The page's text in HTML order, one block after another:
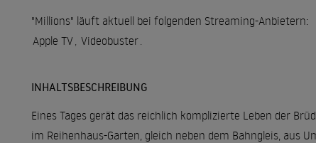
"Millions" läuft aktuell bei folgenden Streaming-Anbietern:
Apple TV, Videobuster.
INHALTSBESCHREIBUNG
Eines Tages gerät das reichlich komplizierte Leben der
im Reihenhaus-Garten, gleich neben dem Bahngleis, aus